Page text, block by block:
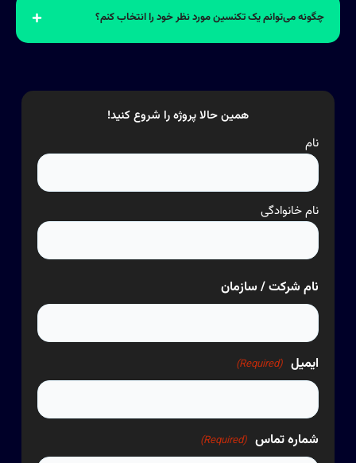
چگونه می‌توانم یک تکنسین مورد نظر خود را انتخاب کنم؟
همین حالا پروژه را شروع کنید!
نام
نام خانوادگی
نام شرکت / سازمان
ایمیل (Required)
شماره تماس (Required)